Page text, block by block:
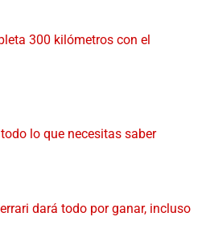
300 kilómetros con el
lo que necesitas saber
dará todo por ganar, incluso